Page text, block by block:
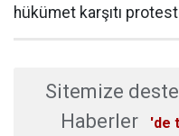
hükümet karşıtı
Sitemize
Haberler
'de